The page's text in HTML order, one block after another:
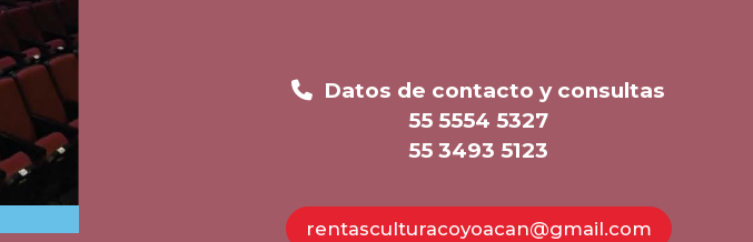
Datos de contacto y consultas
55 5554 5327
55 3493 5123
rentasculturacoyoacan@gmail.com